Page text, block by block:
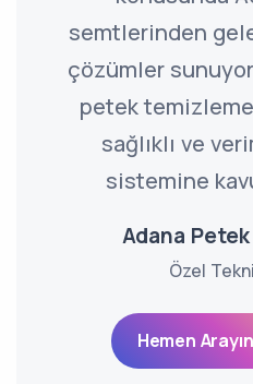
semtlerinden
çözümler
petek
sağlıklı ve
sistemine
Adana
Özel
Hemen